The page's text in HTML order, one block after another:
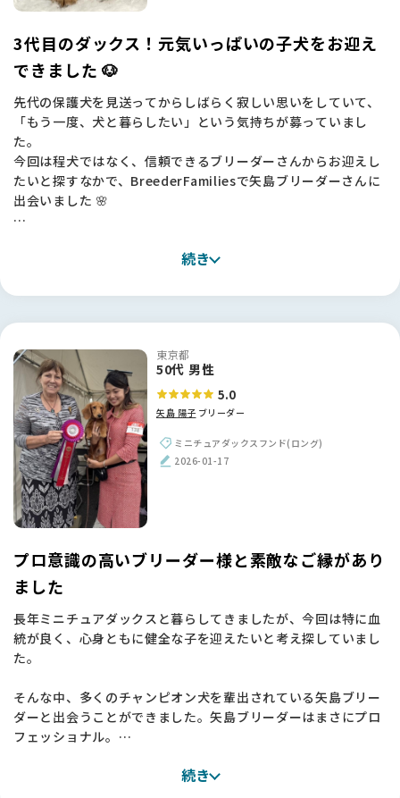
3代目のダックス！元気いっぱいの子犬をお迎え
できました 🐶
先代の保護犬を見送ってからしばらく寂しい思いをしていて、
「もう一度、犬と暮らしたい」という気持ちが募っていまし
た。
今回は程犬ではなく、信頼できるブリーダーさんからお迎えし
たいと探すなかで、BreederFamiliesで矢島ブリーダーさんに
出会いました 🌸
で、お嬢さんと二人三脚でワンちゃんたちを大切に育てていら
子犬をどんな方にお渡しするかもご自分でしっかり考えてい
子犬の様子も印象的でした。実は当初はカニンヘンを考えてい
たのですが、ご紹介いただいた子を見たら、とても元気でころ
ころしていて丈夫そうで。「この子ならいい」と心が決まり、
ミニチュアの子をお迎えすることにしました。
実際に迎えてみても本当に元気でいい子で、素敵なご縁をいた
だけたと感謝しています 💕
【BreederFamiliesへ】
いざブリーダーさんを探し始めると、これがなかなか難しく
て。個人で活動されている方を見ると価格がべらぼうに高かっ
たり、大きなサイトを見てもブリーダーが多すぎて、結局「ど
の人が本当に信頼できるのか」が自分では判断できませんでし
た。
そんなときに、たどり着いたのが BreederFamilies でした。
も良さそうに感じられたんです。
他のサイトと違うなと思ったのは、BreederFamilies はブリー
サイトをただ眺めているだけでは分からないことも、一人ひと
続き
東京都
50代 男性
5.0
矢島 陽子 ブリーダー
ミニチュアダックスフンド(ロング)
2026-01-17
プロ意識の高いブリーダー様と素敵なご縁があり
ました
長年ミニチュアダックスと暮らしてきましたが、今回は特に血
統が良く、心身ともに健全な子を迎えたいと考え探していまし
た。
そんな中、多くのチャンピオン犬を輩出されている矢島ブリー
ダーと出会うことができました。矢島ブリーダーはまさにプロ
フェッショナル。
して丁寧なご対応に全幅の信頼を置くことができました✨
続き